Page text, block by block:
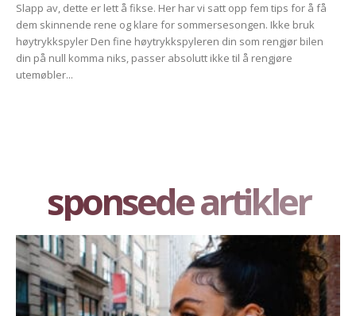
Slapp av, dette er lett å fikse. Her har vi satt opp fem tips for å få
dem skinnende rene og klare for sommersesongen. Ikke bruk
høytrykkspyler Den fine høytrykkspyleren din som rengjør bilen
din på null komma niks, passer absolutt ikke til å rengjøre
utemøbler...
sponsede artikler